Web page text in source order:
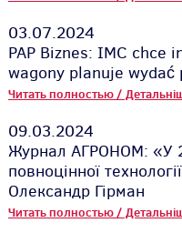
03.07.2024
PAP Biznes: IMC chce
wagony planuje wydać
Читать полностью /
09.03.2024
Журнал АГРОНОМ: «У
повноцінної
Олександр Гірман
Читать полностью /